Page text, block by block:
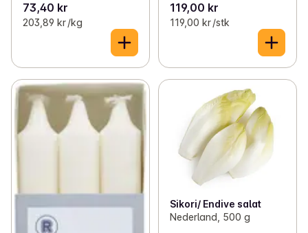
73,40 kr
203,89 kr /kg
119,00 kr
119,00 kr /stk
Sikori/ Endive salat
Nederland, 500 g